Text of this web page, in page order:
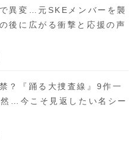
異変…元SKEメンバーを襲
後に広がる衝撃と応援の声
？『踊る大捜査線』9作一
…今こそ見返したい名シー